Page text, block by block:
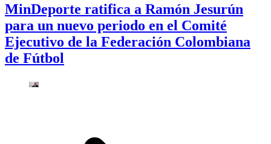
MinDeporte ratifica a Ramón Jesurún
para un nuevo periodo en el Comité
Ejecutivo de la Federación Colombiana
de Fútbol